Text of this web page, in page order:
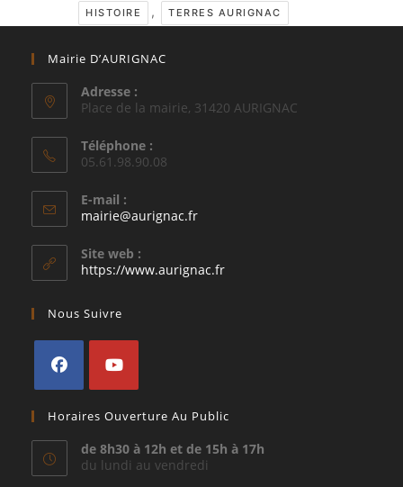
HISTOIRE , TERRES AURIGNAC
Mairie D’AURIGNAC
Adresse :
Place de la mairie, 31420 AURIGNAC
Téléphone :
05.61.98.90.08
E-mail :
mairie@aurignac.frS’ouvre
application
Site web :
https://www.aurignac.fr
Nous Suivre
dans
un
nouvel
dans
un
nouvel
Horaires Ouverture Au Public
de 8h30 à 12h et de 15h à 17h
du lundi au vendredi